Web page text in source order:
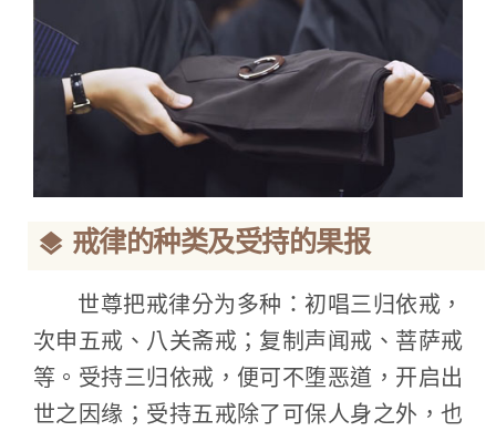
戒律的种类及受持的果报
世尊把戒律分为多种：初唱三归依戒，
次申五戒、八关斋戒；复制声闻戒、菩萨戒
等。受持三归依戒，便可不堕恶道，开启出
世之因缘；受持五戒除了可保人身之外，也